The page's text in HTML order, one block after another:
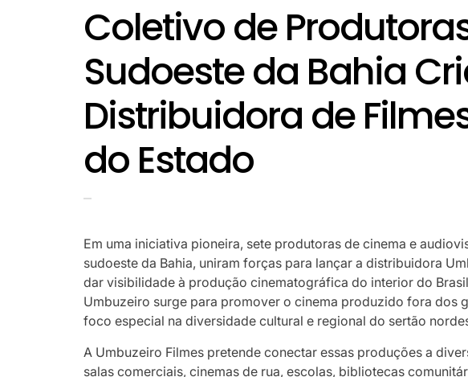
Coletivo de
Sudoeste da Bahia
Distribuidora de
do Estado
Em uma iniciativa pioneira, sete produtoras de cinema e
sudoeste da Bahia, uniram forças para lançar a distribuidora
dar visibilidade à produção cinematográfica do interior do
Umbuzeiro surge para promover o cinema produzido fora dos
foco especial na diversidade cultural e regional do sertão
A Umbuzeiro Filmes pretende conectar essas produções a
salas comerciais, cinemas de rua, escolas, bibliotecas